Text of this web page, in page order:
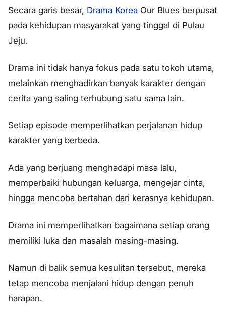
Secara garis besar, Drama Korea Our Blues berpusat
pada kehidupan masyarakat yang tinggal di Pulau
Jeju.
Drama ini tidak hanya fokus pada satu tokoh utama,
melainkan menghadirkan banyak karakter dengan
cerita yang saling terhubung satu sama lain.
Setiap episode memperlihatkan perjalanan hidup
karakter yang berbeda.
Ada yang berjuang menghadapi masa lalu,
memperbaiki hubungan keluarga, mengejar cinta,
hingga mencoba bertahan dari kerasnya kehidupan.
Drama ini memperlihatkan bagaimana setiap orang
memiliki luka dan masalah masing-masing.
Namun di balik semua kesulitan tersebut, mereka
tetap mencoba menjalani hidup dengan penuh
harapan.